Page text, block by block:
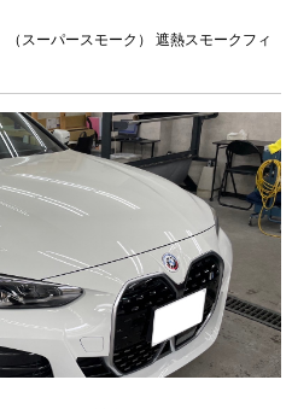
スーパースモーク） 遮熱スモークフィ